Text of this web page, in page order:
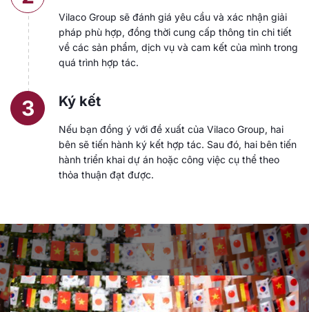
Vilaco Group sẽ đánh giá yêu cầu và xác nhận giải
pháp phù hợp, đồng thời cung cấp thông tin chi tiết
về các sản phẩm, dịch vụ và cam kết của mình trong
quá trình hợp tác.
3 Ký kết
Nếu bạn đồng ý với đề xuất của Vilaco Group, hai
bên sẽ tiến hành ký kết hợp tác. Sau đó, hai bên tiến
hành triển khai dự án hoặc công việc cụ thể theo
thỏa thuận đạt được.